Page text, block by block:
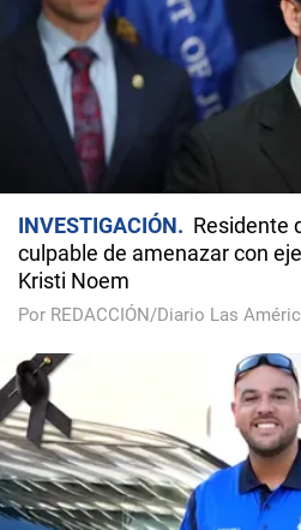
INVESTIGACIÓN
Residente
culpable de amenazar con
Kristi Noem
Por REDACCIÓN/Diario Las